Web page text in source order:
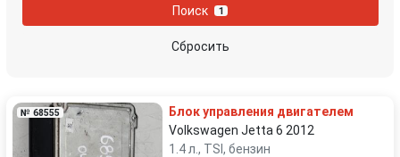
SEAT Skoda
Поиск 1
Сбросить
№ 68555
Блок управления двигателем
Volkswagen Jetta 6 2012
1.4 л., TSI, бензин